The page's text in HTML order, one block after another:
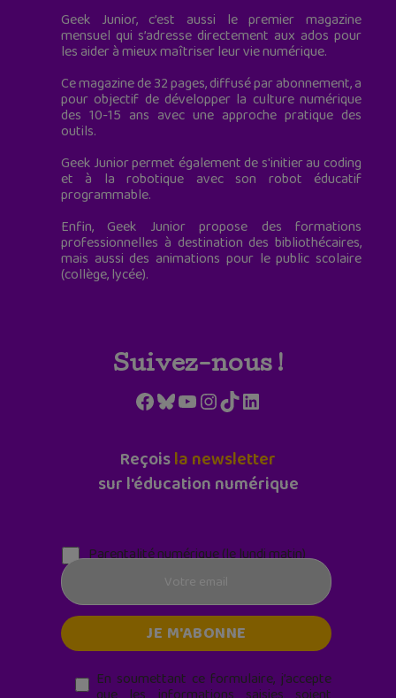
Geek Junior, c’est aussi le premier magazine
mensuel qui s’adresse directement aux ados pour
les aider à mieux maîtriser leur vie numérique.
Ce magazine de 32 pages, diffusé par abonnement, a
pour objectif de développer la culture numérique
des 10-15 ans avec une approche pratique des
outils.
Geek Junior permet également de s'initier au coding
et à la robotique avec son robot éducatif
programmable.
Enfin, Geek Junior propose des formations
professionnelles à destination des bibliothécaires,
mais aussi des animations pour le public scolaire
(collège, lycée).
Suivez-nous !
Facebook
Bluesky
YouTube
Instagram
TikTokLinkedIn
Reçoisla newsletter
sur l'éducation numérique
Parentalité numérique (le lundi matin)
En soumettant ce formulaire, j’accepte